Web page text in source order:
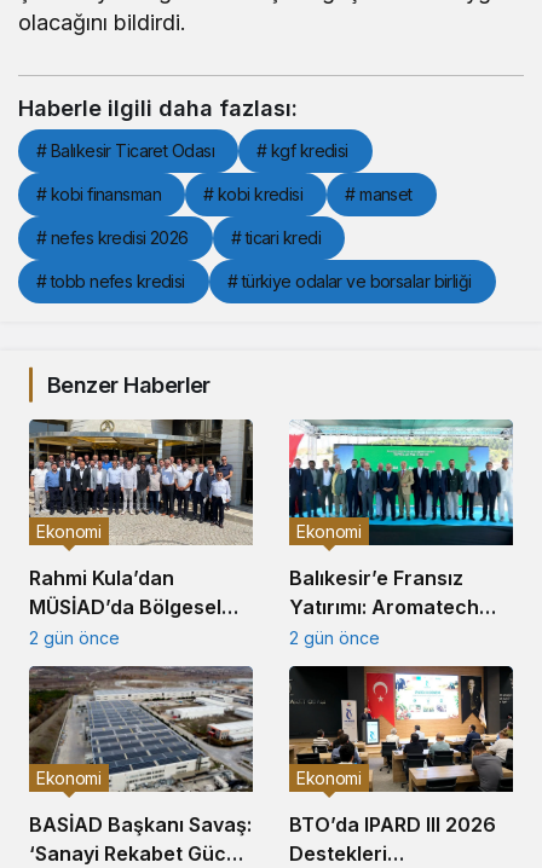
olacağını bildirdi.
Haberle ilgili daha fazlası:
# Balıkesir Ticaret Odası # kgf kredisi
# kobi finansman # kobi kredisi # manset
# nefes kredisi 2026 # ticari kredi
# tobb nefes kredisi # türkiye odalar ve borsalar birliği
Benzer Haberler
Rahmi Kula’dan
MÜSİAD’da Bölgesel
Ekonomide Güç Birliği
Çağrısı
Ekonomi
2 gün önce
Balıkesir’e Fransız
Yatırımı: Aromatech
BALOSB’da Üretim
Tesisi Kuruyor
Ekonomi
2 gün önce
BASİAD Başkanı Savaş:
‘Sanayi Rekabet Gücü
Ekonomi
BTO’da IPARD III 2026
Destekleri
Ekonomi